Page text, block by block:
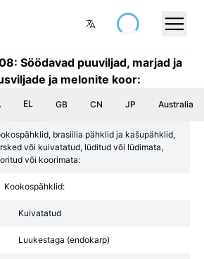
Söödavad puuviljad, marjad ja
ja melonite koor:
EL GB CN JP Australia
brasiilia pähklid ja kašupähklid,
või kuivatatud, lüditud või lüdimata,
või koorimata:
Kookospähklid:
Kuivatatud
Luukestaga (endokarp)